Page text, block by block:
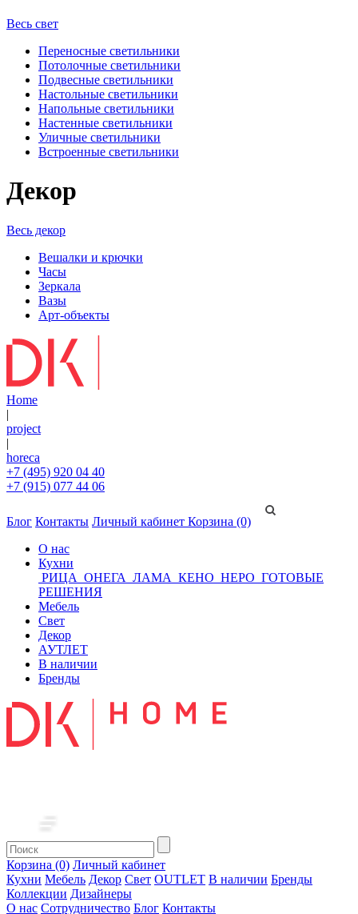
Весь свет
Переносные светильники
Потолочные светильники
Подвесные светильники
Настольные светильники
Напольные светильники
Настенные светильники
Уличные светильники
Встроенные светильники
Декор
Весь декор
Вешалки и крючки
Часы
Зеркала
Вазы
Арт-объекты
Home
|
project
|
horeca
+7 (495) 920 04 40
+7 (915) 077 44 06
Блог Контакты Личный кабинет Корзина (0)
О нас
Кухни
РИЦА ОНЕГА ЛАМА КЕНО НЕРО ГОТОВЫЕ
РЕШЕНИЯ
Мебель
Свет
Декор
АУТЛЕТ
В наличии
Бренды
Корзина (0) Личный кабинет
Кухни Мебель Декор Свет OUTLET В наличии Бренды
Коллекции Дизайнеры
О нас Сотрудничество Блог Контакты